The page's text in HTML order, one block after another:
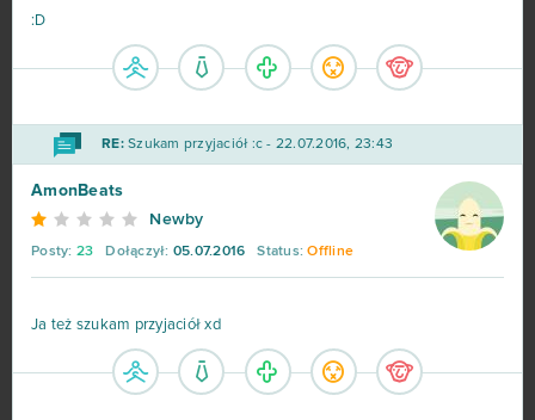
:D
RE:Szukam przyjaciół :c - 22.07.2016, 23:43
AmonBeats
Newby
Posty: 23 Dołączył: 05.07.2016 Status: Offline
Ja też szukam przyjaciół xd